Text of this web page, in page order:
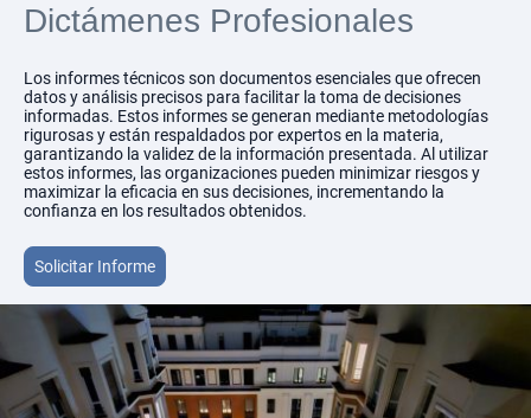
Dictámenes Profesionales
Los informes técnicos son documentos esenciales que ofrecen
datos y análisis precisos para facilitar la toma de decisiones
informadas. Estos informes se generan mediante metodologías
rigurosas y están respaldados por expertos en la materia,
garantizando la validez de la información presentada. Al utilizar
estos informes, las organizaciones pueden minimizar riesgos y
maximizar la eficacia en sus decisiones, incrementando la
confianza en los resultados obtenidos.
Solicitar Informe